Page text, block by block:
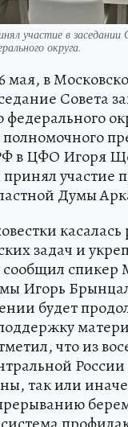
участие в заседании
округа.
мая, в
Совета
в ЦФО Игоря
участие
Думы
задач и
спикер
Игорь
будет
что из
России
так или